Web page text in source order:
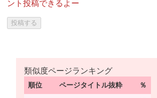
ント投稿できるよー
類似度ページランキング
順位 ページタイトル抜粋 ％